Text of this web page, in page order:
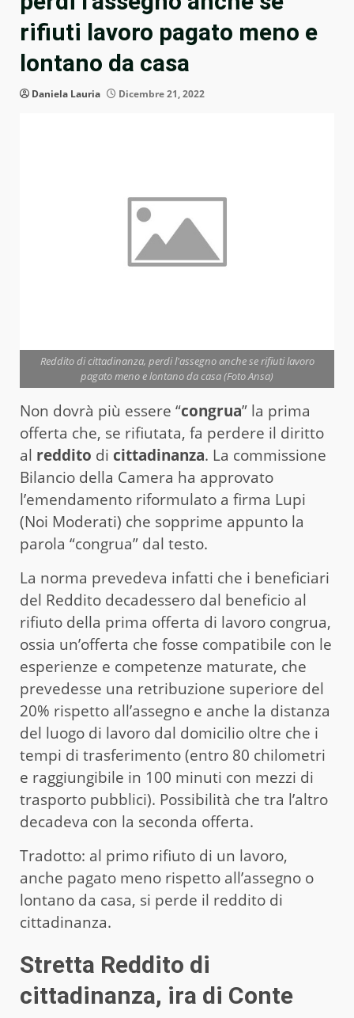
rifiuti lavoro pagato meno e
lontano da casa
Daniela Lauria Dicembre 21, 2022
Reddito di cittadinanza, perdi l'assegno anche se rifiuti lavoro
pagato meno e lontano da casa (Foto Ansa)
Non dovrà più essere “congrua” la prima
offerta che, se rifiutata, fa perdere il diritto
al reddito di cittadinanza. La commissione
Bilancio della Camera ha approvato
l’emendamento riformulato a firma Lupi
(Noi Moderati) che sopprime appunto la
parola “congrua” dal testo.
La norma prevedeva infatti che i beneficiari
del Reddito decadessero dal beneficio al
rifiuto della prima offerta di lavoro congrua,
ossia un’offerta che fosse compatibile con le
esperienze e competenze maturate, che
prevedesse una retribuzione superiore del
20% rispetto all’assegno e anche la distanza
del luogo di lavoro dal domicilio oltre che i
tempi di trasferimento (entro 80 chilometri
e raggiungibile in 100 minuti con mezzi di
trasporto pubblici). Possibilità che tra l’altro
decadeva con la seconda offerta.
Tradotto: al primo rifiuto di un lavoro,
anche pagato meno rispetto all’assegno o
lontano da casa, si perde il reddito di
cittadinanza.
Stretta Reddito di
cittadinanza, ira di Conte